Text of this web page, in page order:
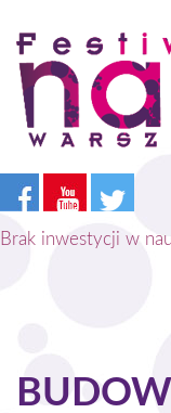
Przejdź
treści
Brak inwestycji w